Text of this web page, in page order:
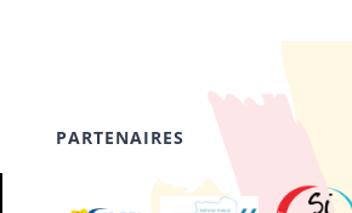
PARTENAIRES